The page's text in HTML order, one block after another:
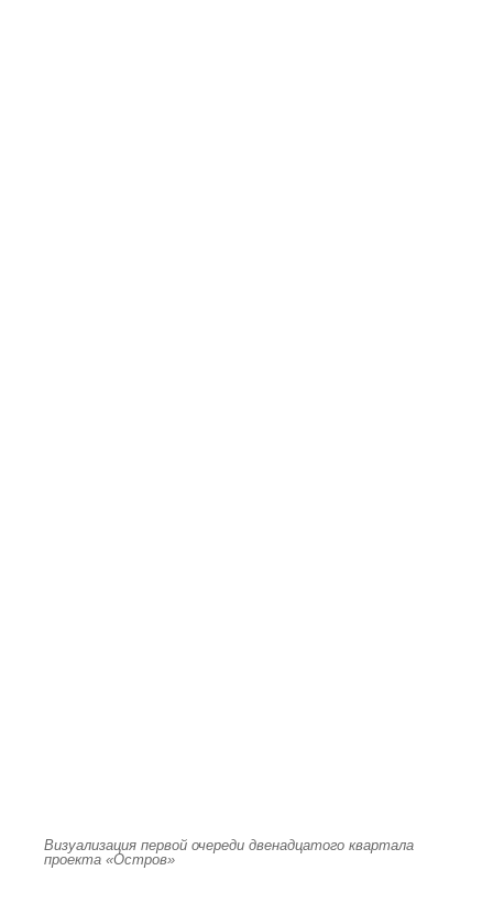
Визуализация первой очереди двенадцатого квартала
проекта «Остров»